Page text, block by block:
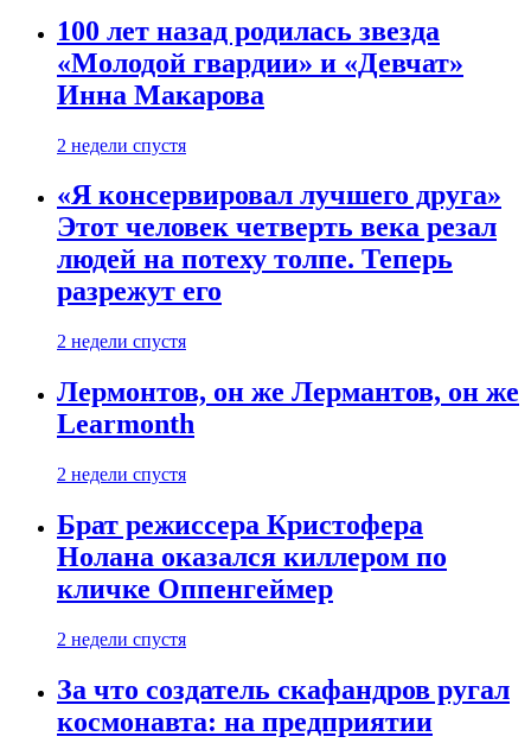
100 лет назад родилась звезда
«Молодой гвардии» и «Девчат»
Инна Макарова
2 недели спустя
«Я консервировал лучшего друга»
Этот человек четверть века резал
людей на потеху толпе. Теперь
разрежут его
2 недели спустя
Лермонтов, он же Лермантов, он же
Learmonth
2 недели спустя
Брат режиссера Кристофера
Нолана оказался киллером по
кличке Оппенгеймер
2 недели спустя
За что создатель скафандров ругал
космонавта: на предприятии